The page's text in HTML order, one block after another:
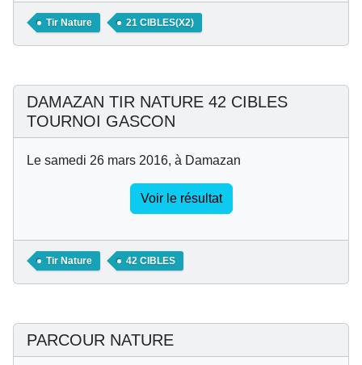
Tir Nature 21 CIBLES(X2)
DAMAZAN TIR NATURE 42 CIBLES
TOURNOI GASCON
Le samedi 26 mars 2016, à Damazan
Voir le résultat
Tir Nature 42 CIBLES
PARCOUR NATURE